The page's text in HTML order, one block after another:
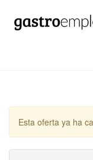
Esta oferta ya ha